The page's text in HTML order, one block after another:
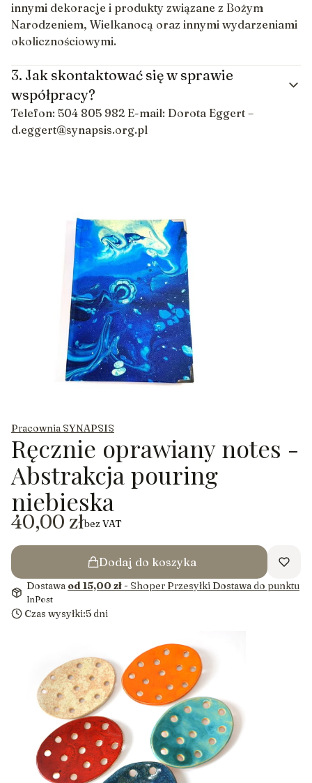
innymi dekoracje i produkty związane z Bożym
Narodzeniem, Wielkanocą oraz innymi wydarzeniami
okolicznościowymi.
3. Jak skontaktować się w sprawie
współpracy?
Telefon: 504 805 982 E-mail: Dorota Eggert –
d.eggert@synapsis.org.pl
Pracownia SYNAPSIS
Ręcznie oprawiany notes -
Abstrakcja pouring
niebieska
Cena
40,00 złbez VAT
Dodaj do koszyka
Dostawa od 15,00 zł - Shoper Przesyłki Dostawa do punktu
InPost
Czas wysyłki:5 dni